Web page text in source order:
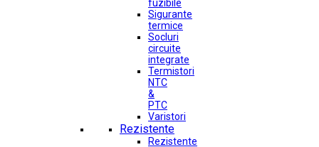
fuzibile
Sigurante
termice
Socluri
circuite
integrate
Termistori
NTC
&
PTC
Varistori
Rezistente
Rezistente